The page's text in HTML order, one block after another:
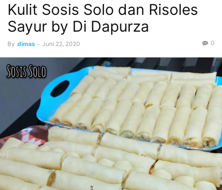
Kulit Sosis Solo dan Risoles
Sayur by Di Dapurza
By dimas - Juni 22, 2020 0